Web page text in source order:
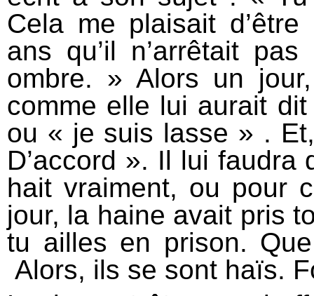
Cela me plaisait
ans qu’il n’arrêtait
ombre. » Alors un
comme elle lui aurait
ou « je suis lasse » .
D’accord ». Il lui faudra
hait vraiment, ou pour
jour, la haine avait pris
tu ailles en prison.
Alors, ils se sont haïs.